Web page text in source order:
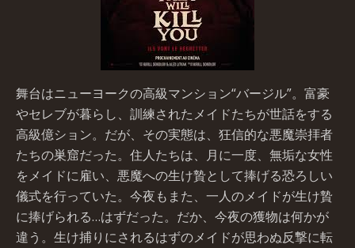
舞台はニューヨークの高級マンション“バージル”。富豪
やセレブが暮らし、訓練されたメイドたちが世話をする
高級億ション。だが、その実態は、狂信的な悪魔崇拝者
たちの巣窟だった。住人たちは、月に一度、無垢な女性
をメイドに雇い、悪魔への生け贄として捧げる恐ろしい
儀式を行っていた。今夜もまた、一人のメイドが生け贄
に捧げられる…はずだった。だか、今夜の獲物は何かが
違う。生け捕りにされるはずのメイドが思わぬ反撃に転